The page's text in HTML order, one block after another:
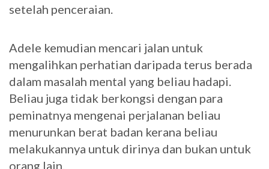
setelah penceraian.
Adele kemudian mencari jalan untuk
mengalihkan perhatian daripada terus berada
dalam masalah mental yang beliau hadapi.
Beliau juga tidak berkongsi dengan para
peminatnya mengenai perjalanan beliau
menurunkan berat badan kerana beliau
melakukannya untuk dirinya dan bukan untuk
orang lain.